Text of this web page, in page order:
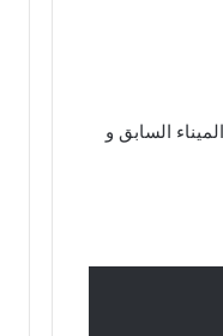
السابق و